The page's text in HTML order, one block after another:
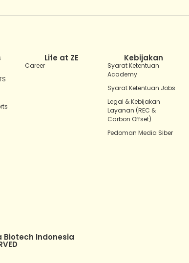
Life at ZE
Career
Kebijakan
Syarat Ketentuan
Academy
Syarat Ketentuan Jobs
Legal & Kebijakan
Layanan (REC &
Carbon Offset)
Pedoman Media Siber
Biotech Indonesia